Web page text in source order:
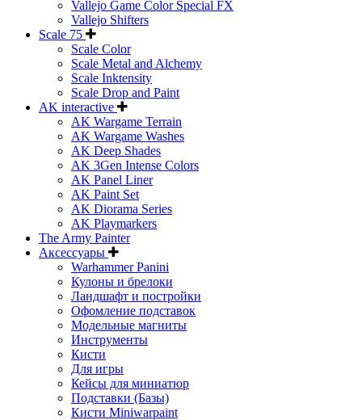
Vallejo Game Color Special FX
Vallejo Shifters
Scale 75
Scale Color
Scale Metal and Alchemy
Scale Inktensity
Scale Drop and Paint
AK interactive
AK Wargame Terrain
AK Wargame Washes
AK Deep Shades
AK 3Gen Intense Colors
AK Panel Liner
AK Paint Set
AK Diorama Series
AK Playmarkers
The Army Painter
Аксессуары
Warhammer Panini
Кулоны и брелоки
Ландшафт и постройки
Офомление подставок
Модельные магниты
Инструменты
Кисти
Для игры
Кейсы для миниатюр
Подставки (Базы)
Кисти Miniwarpaint